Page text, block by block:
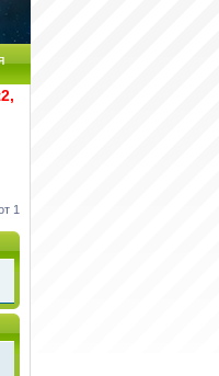
Remake [Multi-Mod]
1